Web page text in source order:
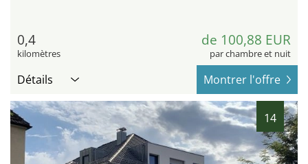
0,4
kilomètres
de 100,88 EUR
par chambre et nuit
Détails Montrer l'offre
14